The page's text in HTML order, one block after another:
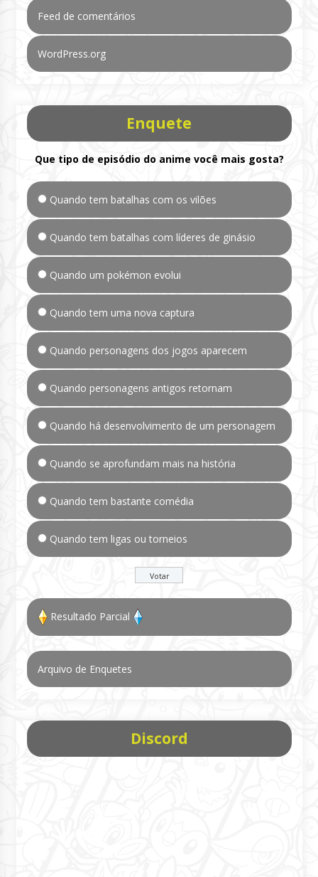
Feed de comentários
WordPress.org
Enquete
Que tipo de episódio do anime você mais gosta?
Quando tem batalhas com os vilões
Quando tem batalhas com líderes de ginásio
Quando um pokémon evolui
Quando tem uma nova captura
Quando personagens dos jogos aparecem
Quando personagens antigos retornam
Quando há desenvolvimento de um personagem
Quando se aprofundam mais na história
Quando tem bastante comédia
Quando tem ligas ou torneios
Resultado Parcial
Arquivo de Enquetes
Discord